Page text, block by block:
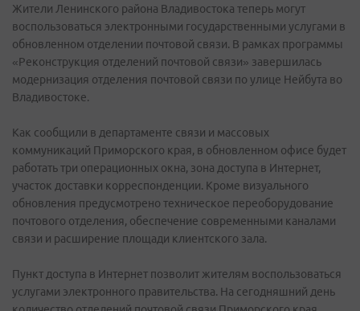
Жители Ленинского района Владивостока теперь могут
воспользоваться электронными государственными услугами в
обновленном отделении почтовой связи. В рамках программы
«Реконструкция отделений почтовой связи» завершилась
модернизация отделения почтовой связи по улице Нейбута во
Владивостоке.
Как сообщили в департаменте связи и массовых
коммуникаций Приморского края, в обновленном офисе будет
работать три операционных окна, зона доступа в Интернет,
участок доставки корреспонденции. Кроме визуального
обновления предусмотрено техническое переоборудование
почтового отделения, обеспечение современными каналами
связи и расширение площади клиентского зала.
Пункт доступа в Интернет позволит жителям воспользоваться
услугами электронного правительства. На сегодняшний день